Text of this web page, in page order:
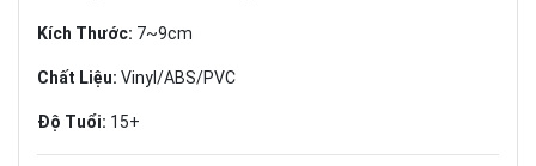
Kích Thước: 7~9cm
Chất Liệu: Vinyl/ABS/PVC
Độ Tuổi: 15+